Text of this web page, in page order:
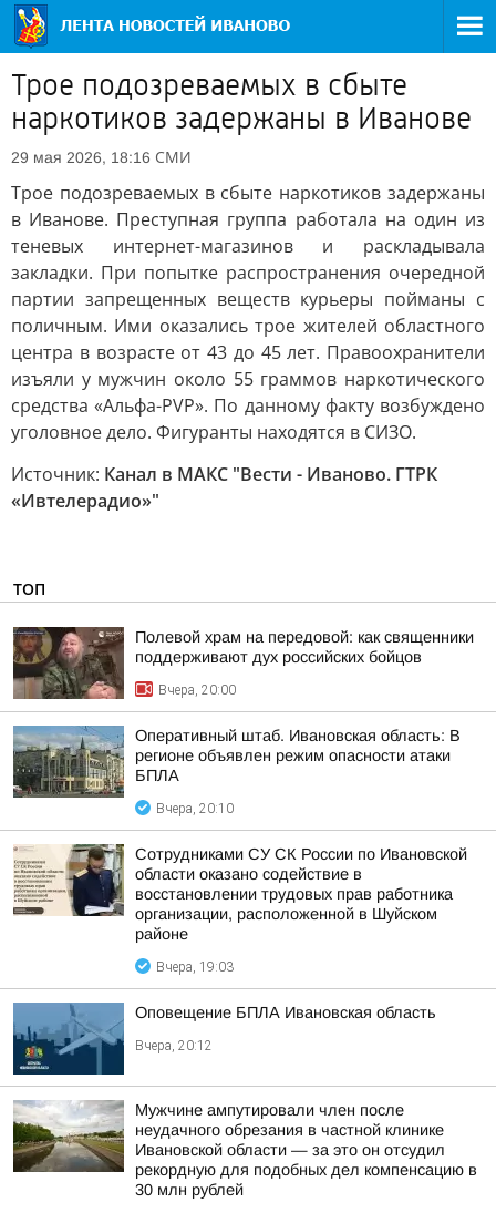
Трое подозреваемых в сбыте
наркотиков задержаны в Иванове
29 мая 2026, 18:16 СМИ
Трое подозреваемых в сбыте наркотиков задержаны
в Иванове. Преступная группа работала на один из
теневых интернет-магазинов и раскладывала
закладки. При попытке распространения очередной
партии запрещенных веществ курьеры пойманы с
поличным. Ими оказались трое жителей областного
центра в возрасте от 43 до 45 лет. Правоохранители
изъяли у мужчин около 55 граммов наркотического
средства «Альфа-PVP». По данному факту возбуждено
уголовное дело. Фигуранты находятся в СИЗО.
Источник: Канал в МАКС "Вести - Иваново. ГТРК
«Ивтелерадио»"
ТОП
Полевой храм на передовой: как священники
поддерживают дух российских бойцов
Вчера, 20:00
Оперативный штаб. Ивановская область: В
регионе объявлен режим опасности атаки
БПЛА
Вчера, 20:10
Сотрудниками СУ СК России по Ивановской
области оказано содействие в
восстановлении трудовых прав работника
организации, расположенной в Шуйском
районе
Вчера, 19:03
Оповещение БПЛА Ивановская область
Вчера, 20:12
Мужчине ампутировали член после
неудачного обрезания в частной клинике
Ивановской области — за это он отсудил
рекордную для подобных дел компенсацию в
30 млн рублей